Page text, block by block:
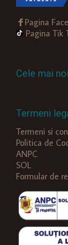
Pagina
Pagina Tik
Cele mai
Termeni
Termeni si
Politica de
ANPC
SOL
Formular de